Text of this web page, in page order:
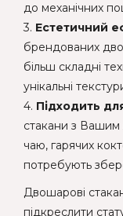
до механічних
3. Естетичний
брендованих
більш складні
унікальні
4. Підходить
стакани з Вашим
чаю, гарячих
потребують
Двошарові
підкреслити